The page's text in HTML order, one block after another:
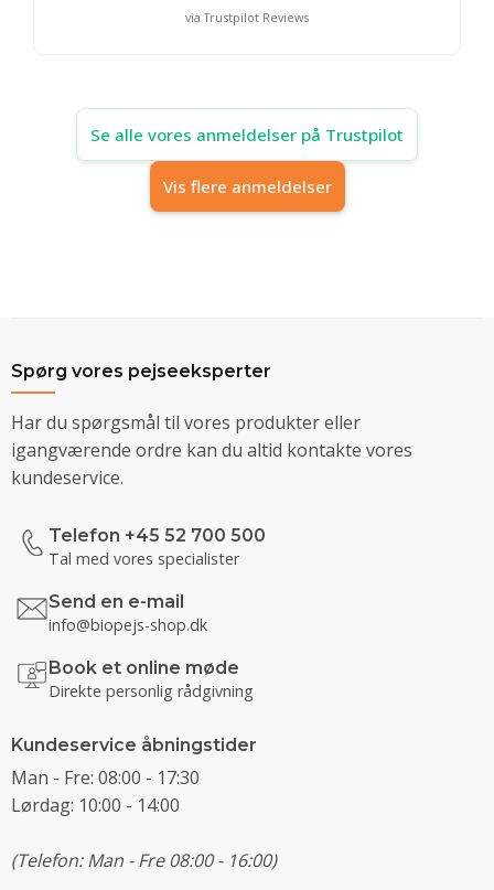
via Trustpilot Reviews
Se alle vores anmeldelser på Trustpilot
Vis flere anmeldelser
Spørg vores pejseeksperter
Har du spørgsmål til vores produkter eller
igangværende ordre kan du altid kontakte vores
kundeservice.
Telefon +45 52 700 500
Tal med vores specialister
Send en e-mail
info@biopejs-shop.dk
Book et online møde
Direkte personlig rådgivning
Kundeservice åbningstider
Man - Fre: 08:00 - 17:30
Lørdag: 10:00 - 14:00
(Telefon: Man - Fre 08:00 - 16:00)